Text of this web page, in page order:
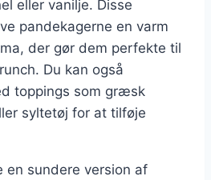
eller vanilje. Disse
pandekagerne en varm
der gør dem perfekte til
Du kan også
toppings som græsk
syltetøj for at tilføje
en sundere version af